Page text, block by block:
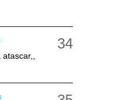
atascar,,